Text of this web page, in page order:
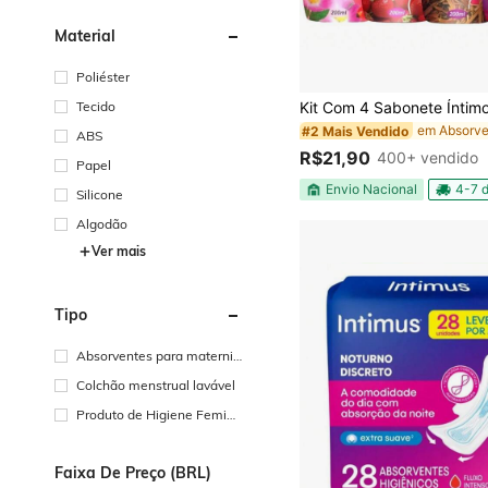
Material
Poliéster
Tecido
ABS
Papel
Silicone
Algodão
Ver mais
Tipo
Absorventes para maternid
Colchão menstrual lavável
Produto de Higiene Femini
Faixa De Preço (BRL)
#2 Mais Vendido
(100+)
#2 Mais Vendido
(100+)
#2 Mais Vendido
(100+)
R$21,90 400+ vendido
Envio Nacional 4-7